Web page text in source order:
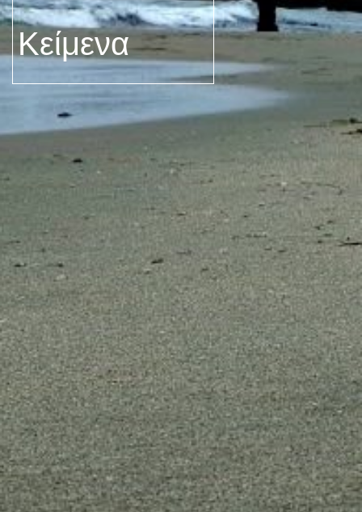
Κείμενα